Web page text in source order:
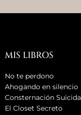
MIS LIBROS
No te perdono
Ahogando en silencio
Consternación Suicida
El Closet Secreto